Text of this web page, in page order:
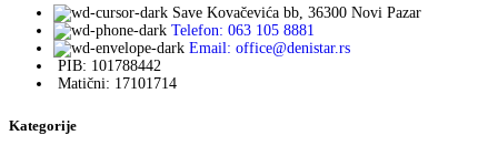
Save Kovačevića bb, 36300 Novi Pazar
Telefon: 063 105 8881
Email: office@denistar.rs
PIB: 101788442
Matični: 17101714
Kategorije